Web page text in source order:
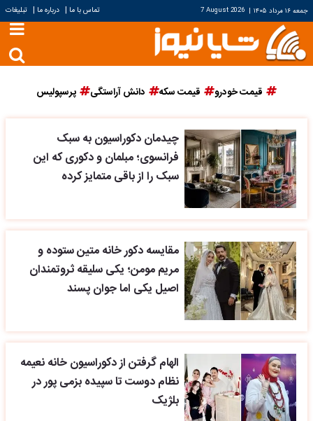
جمعه ۱۶ مرداد ۱۴۰۵ |
7 August 2026 تماس با ما | درباره ما | تبلیغات
قیمت خودرو قیمت سکه دانش آراستگی پرسپولیس
چیدمان دکوراسیون به سبک
فرانسوی؛ مبلمان و دکوری که این
سبک را از باقی متمایز کرده
مقایسه دکور خانه متین ستوده و
مریم مومن؛ یکی سلیقه ثروتمندان
اصیل یکی اما جوان پسند
الهام گرفتن از دکوراسیون خانه نعیمه
نظام دوست تا سپیده بزمی پور در
بلژیک